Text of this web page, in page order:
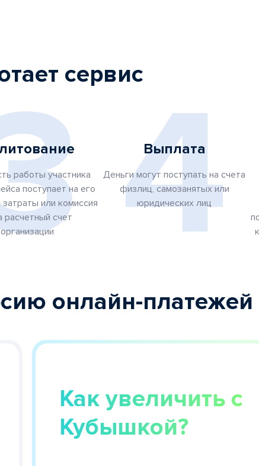
сервис
работы участника
поступает на его
затраты или комиссия
расчетный счет
организации
4
Выплата
Деньги могут поступать на счета
физлиц, самозанятых или
юридических лиц
онлайн-платежей
Как увеличить с
Кубышкой?